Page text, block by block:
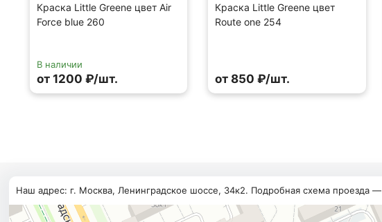
Краска Little Greene цвет Air
Force blue 260
В наличии
от 1200 ₽/шт.
Краска Little Greene цвет
Route one 254
от 850 ₽/шт.
Наш адрес: г. Москва, Ленинградское шоссе, 34к2. Подробная схема проезда —